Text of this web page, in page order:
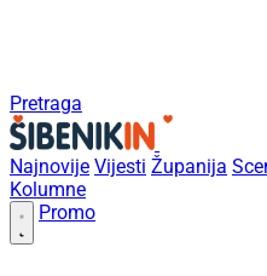
Pretraga
Najnovije Vijesti Županija
Kolumne
Promo